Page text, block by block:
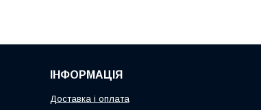
ІНФОРМАЦІЯ
Доставка і оплата